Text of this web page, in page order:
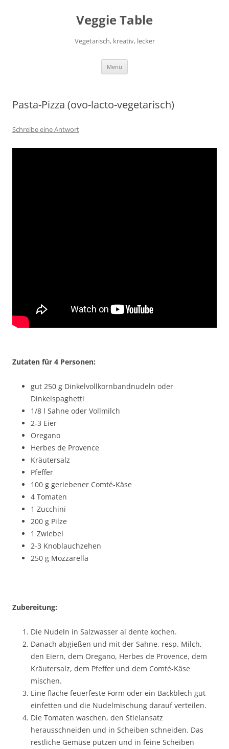
Veggie Table
Vegetarisch, kreativ, lecker
Menü
Pasta-Pizza (ovo-lacto-vegetarisch)
Schreibe eine Antwort
Zutaten für 4 Personen:
gut 250 g Dinkelvollkornbandnudeln oder
Dinkelspaghetti
1/8 l Sahne oder Vollmilch
2-3 Eier
Oregano
Herbes de Provence
Kräutersalz
Pfeffer
100 g geriebener Comté-Käse
4 Tomaten
1 Zucchini
200 g Pilze
1 Zwiebel
2-3 Knoblauchzehen
250 g Mozzarella
Zubereitung:
Die Nudeln in Salzwasser al dente kochen.
Danach abgießen und mit der Sahne, resp. Milch,
den Eiern, dem Oregano, Herbes de Provence, dem
Kräutersalz, dem Pfeffer und dem Comté-Käse
mischen.
Eine flache feuerfeste Form oder ein Backblech gut
einfetten und die Nudelmischung darauf verteilen.
Die Tomaten waschen, den Stielansatz
herausschneiden und in Scheiben schneiden. Das
restliche Gemüse putzen und in feine Scheiben